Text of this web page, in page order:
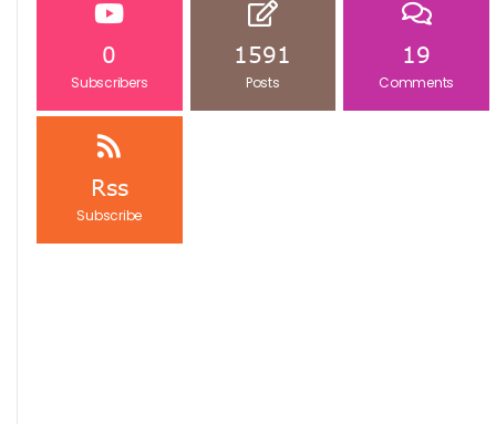
0
Subscribers
1591
Posts
19
Comments
Rss
Subscribe